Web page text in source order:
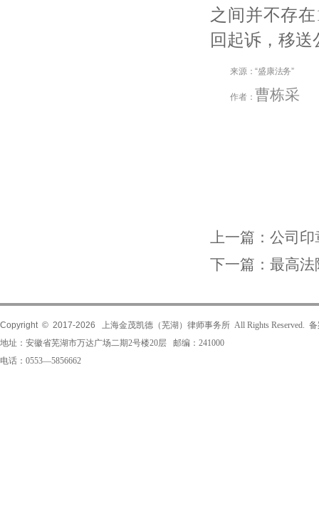
之间并不存
回起诉，移
来源：“盛康法务”
作者： 曹栋采
上一篇： 公司印
下一篇： 最高法
Copyright © 2017-2026
上海金茂凯德（芜湖）律师事务所 All Rights Reserved.
地址：安徽省芜湖市万达广场二期2号楼20层 邮编：241000
电话：0553—5856662